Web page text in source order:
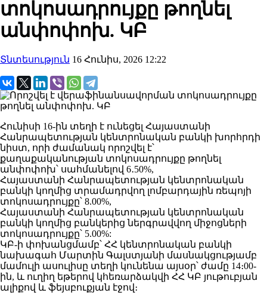
տոկոսադրույքը թողնել
անփոփոխ. ԿԲ
Տնտեսություն 16 Հունիս, 2026 12:22
Հունիսի 16-ին տեղի է ունեցել Հայաստանի
Հանրապետության կենտրոնական բանկի խորհրդի
նիստ, որի ժամանակ որոշվել է՝
քաղաքականության տոկոսադրույքը թողնել
անփոփոխ՝ սահմանելով 6․50%,
Հայաստանի Հանրապետության կենտրոնական
բանկի կողմից տրամադրվող լոմբարդային ռեպոյի
տոկոսադրույքը՝ 8.00%,
Հայաստանի Հանրապետության կենտրոնական
բանկի կողմից բանկերից ներգրավվող միջոցների
տոկոսադրույքը՝ 5.00%:
ԿԲ-ի փոխանցմամբ՝ ՀՀ կենտրոնական բանկի
նախագահ Մարտին Գալստյանի մասնակցությամբ
մամուլի ասուլիսը տեղի կունենա այսօր՝ ժամը 14։00-
ին, և ուղիղ եթերով կհեռարձակվի ՀՀ ԿԲ յութուբյան
ալիքով և ֆեյսբուքյան էջով։